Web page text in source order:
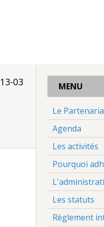
13-03 MENU
Le
Agenda
Les activités
Pourquoi
Les statuts
Règlement